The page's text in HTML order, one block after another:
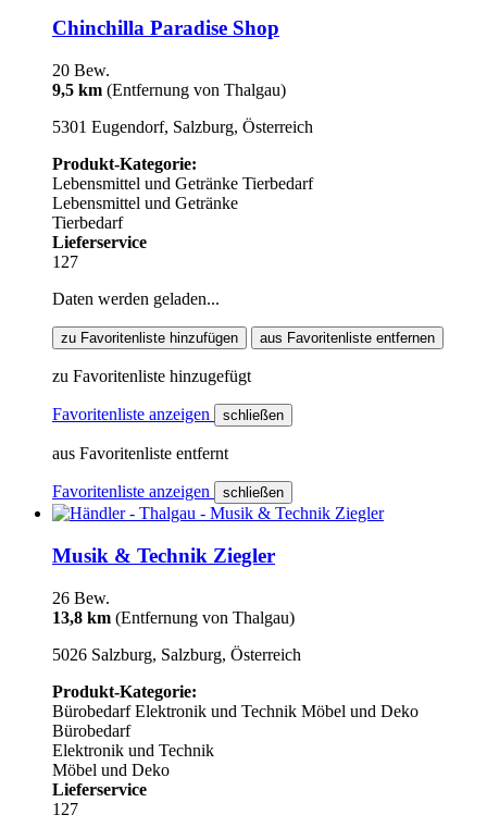
Chinchilla Paradise Shop
20 Bew.
9,5 km (Entfernung von Thalgau)
5301 Eugendorf, Salzburg, Österreich
Produkt-Kategorie:
Lebensmittel und Getränke Tierbedarf
Lebensmittel und Getränke
Tierbedarf
Lieferservice
127
Daten werden geladen...
zu Favoritenliste hinzufügen aus Favoritenliste entfernen
zu Favoritenliste hinzugefügt
Favoritenliste anzeigen schließen
aus Favoritenliste entfernt
Favoritenliste anzeigen schließen
Musik & Technik Ziegler
26 Bew.
13,8 km (Entfernung von Thalgau)
5026 Salzburg, Salzburg, Österreich
Produkt-Kategorie:
BürobedarfElektronik und Technik Möbel und Deko
Bürobedarf
Elektronik und Technik
Möbel und Deko
Lieferservice
127